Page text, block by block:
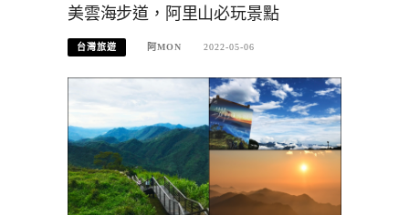
美雲海步道，阿里山必玩景點
台灣旅遊 阿MON 2022-05-06